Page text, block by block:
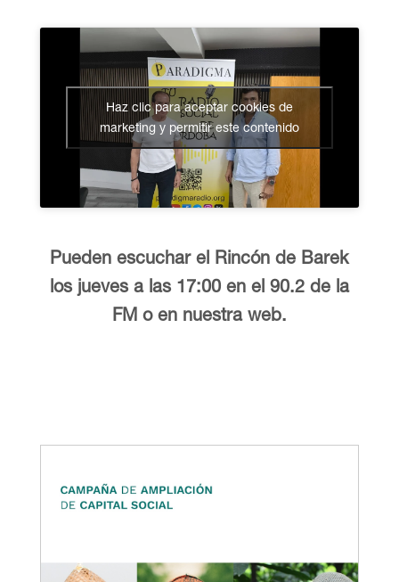
Haz clic para aceptar cookies de
marketing y permitir este contenido
Pueden escuchar el Rincón de Barek
los jueves a las 17:00 en el 90.2 de la
FM o en nuestra web.